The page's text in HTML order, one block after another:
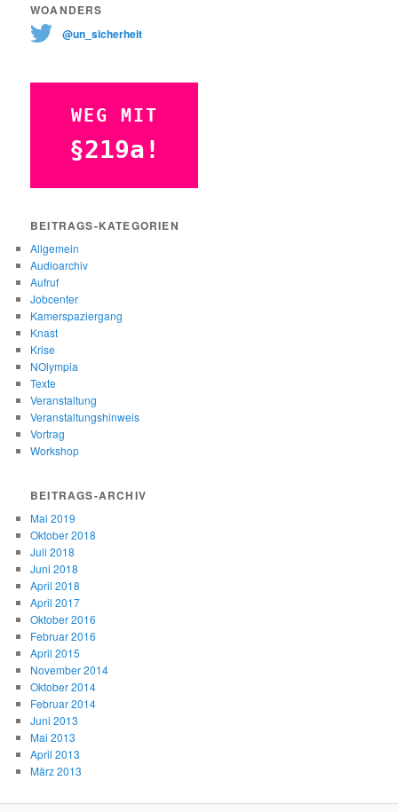
WOANDERS
@un_sicherheit
WEG MIT
§219a!
BEITRAGS-KATEGORIEN
Allgemein
Audioarchiv
Aufruf
Jobcenter
Kamerspaziergang
Knast
Krise
NOlympia
Texte
Veranstaltung
Veranstaltungshinweis
Vortrag
Workshop
BEITRAGS-ARCHIV
Mai 2019
Oktober 2018
Juli 2018
Juni 2018
April 2018
April 2017
Oktober 2016
Februar 2016
April 2015
November 2014
Oktober 2014
Februar 2014
Juni 2013
Mai 2013
April 2013
März 2013